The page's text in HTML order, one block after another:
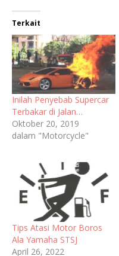
Terkait
Inilah Penyebab Supercar
Terbakar di Jalan…
Oktober 20, 2019
dalam "Motorcycle"
Tips Atasi Motor Boros
Ala Yamaha STSJ
April 26, 2022